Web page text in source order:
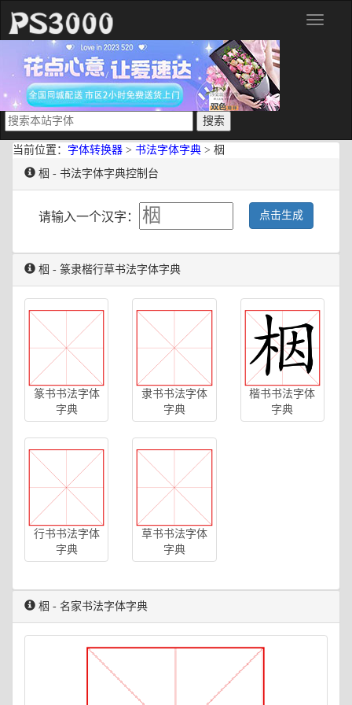
分
当前位置： 字体转换器 > 书法字体字典 > 栶
栶 - 书法字体字典控制台
请输入一个汉字： 点击生成
栶 - 篆隶楷行草书法字体字典
篆书书法字体
字典
隶书书法字体
字典
楷书书法字体
字典
行书书法字体
字典
草书书法字体
字典
栶 - 名家书法字体字典